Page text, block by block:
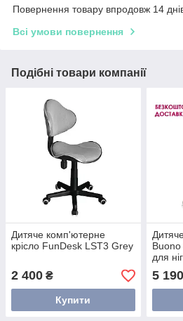
Повернення товару впродовж 14
Всі умови повернення
Подібні товари компанії
Дитяче комп'ютерне
крісло FunDesk LST3 Grey
2 400 ₴
Купити
Buono
для ніг
5 190